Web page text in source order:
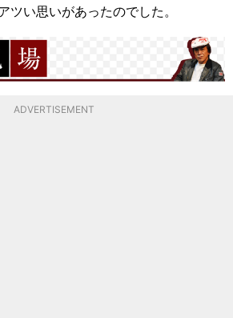
ツい思いがあったのでした。
ADVERTISEMENT